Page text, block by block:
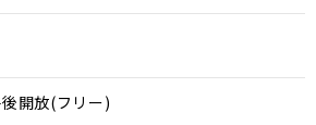
開放(フリー)